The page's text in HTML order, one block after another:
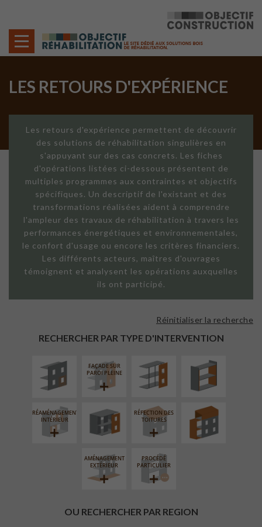
LES RETOURS D'EXPÉRIENCE
Les retours d'expérience permettent de découvrir
des solutions de réhabilitation singulières en
s'appuyant sur des cas concrets. Les fiches
d'opérations listées ci-dessous présentent de
multiples programmes aux contraintes et objectifs
spécifiques. Un descriptif de l'existant et des
transformations réalisées aident à comprendre
l'ampleur des travaux de réhabilitation à travers les
performances énergétiques et environnementales,
le confort d'usage ou encore les critères financiers.
Les différents acteurs, maîtres d'ouvrages
témoignent et analysent les opérations auxquelles
ils ont participé.
RECHERCHER PAR TYPE D'INTERVENTION
Réinitialiser la recherche
EXTÉRIEURE
FAÇADE SUR
PAROI PLEINE
FAÇADE SUR
LINÉAIRE
ISOLATION
INTÉRIEURE
RÉAMÉNAGEMENT
INTÉRIEUR
FERMETURE
LOGGIAS
RÉFECTION DES
TOITURES
SURÉLÉVATION
EXTENSION
AMÉNAGEMENT
EXTÉRIEUR
PROCÉDÉ
PARTICULIER
OU RECHERCHER PAR REGION